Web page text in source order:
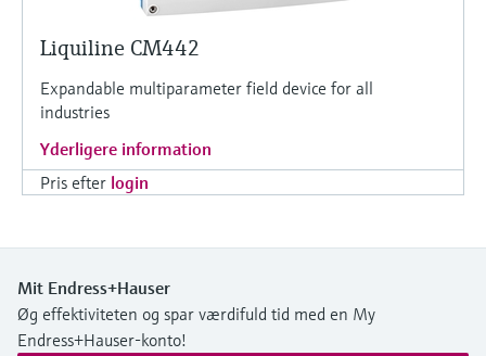
Liquiline CM442
Expandable multiparameter field device for all
industries
Yderligere information
Pris efter login
Mit Endress+Hauser
Øg effektiviteten og spar værdifuld tid med en My
Endress+Hauser-konto!